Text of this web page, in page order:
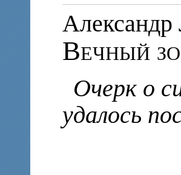
Вечный
Очерк о
удалось